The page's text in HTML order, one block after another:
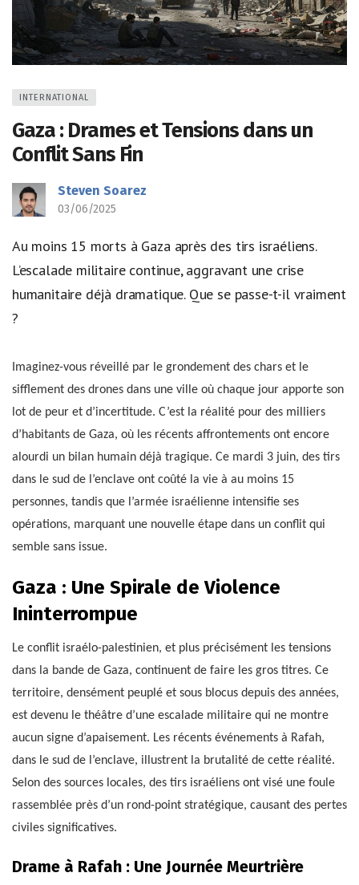
INTERNATIONAL
Gaza : Drames et Tensions dans un
Conflit Sans Fin
Steven Soarez
03/06/2025
Au moins 15 morts à Gaza après des tirs israéliens.
L’escalade militaire continue, aggravant une crise
humanitaire déjà dramatique. Que se passe-t-il vraiment
?
Imaginez-vous réveillé par le grondement des chars et le
sifflement des drones dans une ville où chaque jour apporte son
lot de peur et d’incertitude. C’est la réalité pour des milliers
d’habitants de Gaza, où les récents affrontements ont encore
alourdi un bilan humain déjà tragique. Ce mardi 3 juin, des tirs
dans le sud de l’enclave ont coûté la vie à au moins 15
personnes, tandis que l’armée israélienne intensifie ses
opérations, marquant une nouvelle étape dans un conflit qui
semble sans issue.
Gaza : Une Spirale de Violence
Ininterrompue
Le conflit israélo-palestinien, et plus précisément les tensions
dans la bande de Gaza, continuent de faire les gros titres. Ce
territoire, densément peuplé et sous blocus depuis des années,
est devenu le théâtre d’une escalade militaire qui ne montre
aucun signe d’apaisement. Les récents événements à Rafah,
dans le sud de l’enclave, illustrent la brutalité de cette réalité.
Selon des sources locales, des tirs israéliens ont visé une foule
rassemblée près d’un rond-point stratégique, causant des pertes
civiles significatives.
Drame à Rafah : Une Journée Meurtrière